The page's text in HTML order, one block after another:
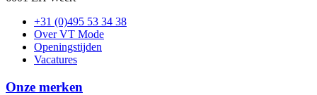
+31 (0)495 53 34 38
Over VT Mode
Openingstijden
Vacatures
Onze merken